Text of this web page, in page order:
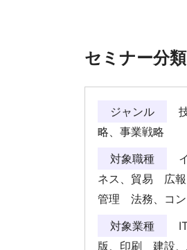
セミナー分類
ジャンル
略、事業戦略
対象職種
ネス、貿易 広
管理 法務、コ
対象業種
版、印刷 建設